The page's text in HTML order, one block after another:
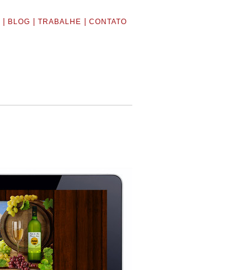
BLOG TRABALHE CONTATO